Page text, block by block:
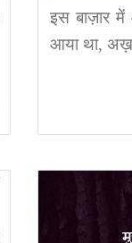
इस बाज़ार
आया था,